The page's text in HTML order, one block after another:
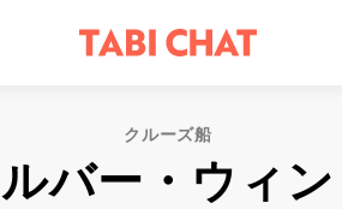
クルーズ船
バー・ウィン